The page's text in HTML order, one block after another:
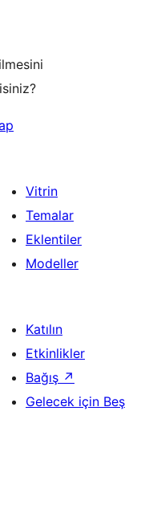
Vitrin
Temalar
Eklentiler
Modeller
Katılın
Etkinlikler
Bağış ↗
Gelecek için Beş